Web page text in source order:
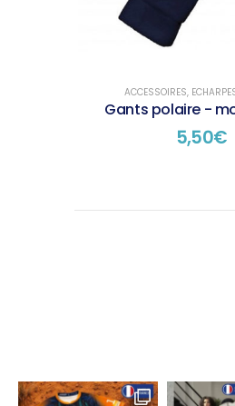
ACCESSOIRES,
Gants polaire -
5,50€